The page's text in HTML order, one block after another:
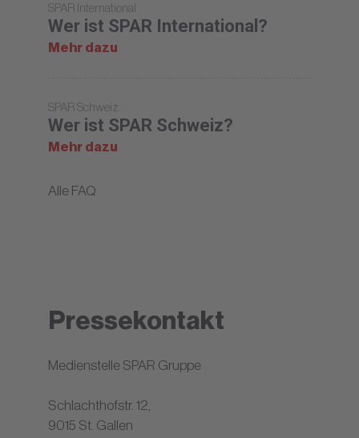
SPAR International
Wer ist SPAR International?
Mehr dazu
SPAR Schweiz
Wer ist SPAR Schweiz?
Mehr dazu
Alle FAQ
Pressekontakt
Medienstelle SPAR Gruppe
Schlachthofstr. 12,
9015 St. Gallen